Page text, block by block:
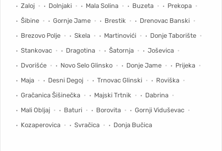
Zaloj
Dolnjaki Mala Solina Buzeta
Prekopa
Šibine
Gornje Jame Brestik
Drenovac Banski
Brezovo Polje
Skela Martinovići
Donje Taborište
Stankovac
Dragotina Šatornja
Joševica
Dvorišće
Novo Selo Glinsko Donje Jame
Prijeka
Maja
Desni Degoj Trnovac Glinski
Roviška
Gračanica Šišinečka
Majski Trtnik
Dabrina
Mali Obljaj
Baturi Borovita
Gornji Viduševac
Kozaperovica
Svračica Donja Bučica